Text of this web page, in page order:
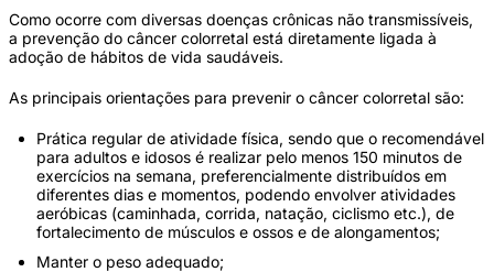
Como ocorre com diversas doenças crônicas não transmissíveis,
a prevenção do câncer colorretal está diretamente ligada à
adoção de hábitos de vida saudáveis.
As principais orientações para prevenir o câncer colorretal são:
Prática regular de atividade física, sendo que o recomendável
para adultos e idosos é realizar pelo menos 150 minutos de
exercícios na semana, preferencialmente distribuídos em
diferentes dias e momentos, podendo envolver atividades
aeróbicas (caminhada, corrida, natação, ciclismo etc.), de
fortalecimento de músculos e ossos e de alongamentos;
Manter o peso adequado;